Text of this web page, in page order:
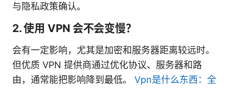
与隐私政策确认。
2. 使用 VPN 会不会变慢？
会有一定影响，尤其是加密和服务器距离较远时。
但优质 VPN 提供商通过优化协议、服务器和路
由，通常能把影响降到最低。 Vpn是什么东西：全